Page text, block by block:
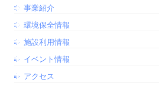
事業紹介
環境保全情報
施設利用情報
イベント情報
アクセス